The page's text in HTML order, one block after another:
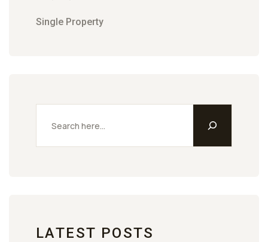
Single Property
LATEST POSTS